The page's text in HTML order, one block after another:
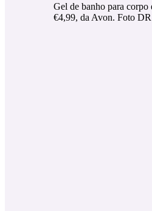
Gel de banho para
€4,99, da Avon. Foto DR